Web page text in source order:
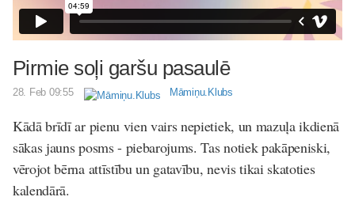
Pirmie soļi garšu pasaulē
28. Feb 09:55 Māmiņu.Klubs
Kādā brīdī ar pienu vien vairs nepietiek, un mazuļa ikdienā
sākas jauns posms - piebarojums. Tas notiek pakāpeniski,
vērojot bērna attīstību un gatavību, nevis tikai skatoties
kalendārā.